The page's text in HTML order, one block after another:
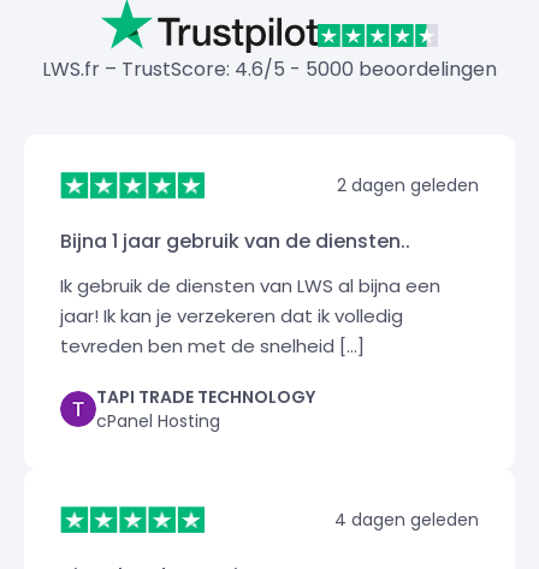
LWS.fr – TrustScore: 4.6/5 - 5000 beoordelingen
2 dagen geleden
Bijna 1 jaar gebruik van de diensten..
Ik gebruik de diensten van LWS al bijna een
jaar! Ik kan je verzekeren dat ik volledig
tevreden ben met de snelheid [...]
TAPI TRADE TECHNOLOGY
cPanel Hosting
4 dagen geleden